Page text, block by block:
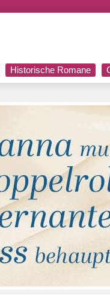
Historische Romane